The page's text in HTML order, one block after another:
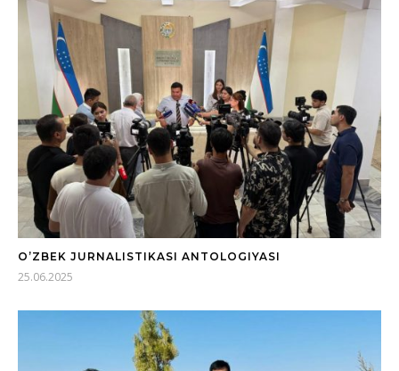
O’ZBEK JURNALISTIKASI ANTOLOGIYASI
25.06.2025